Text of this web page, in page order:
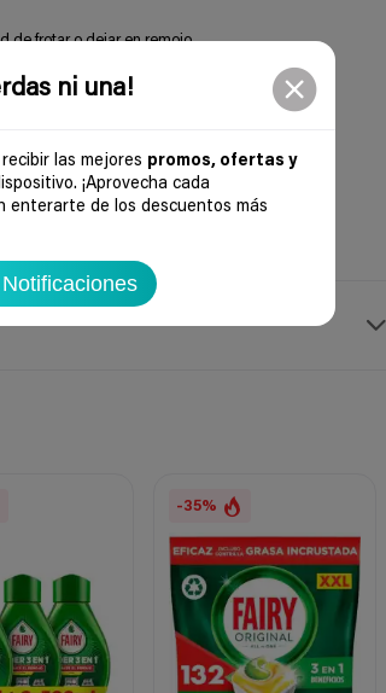
ni una!
las mejores promos, ofertas y
¡Aprovecha cada
enterarte de los descuentos más
de frotar o dejar en remojo.
agradable.
sin esfuerzo.
-35%